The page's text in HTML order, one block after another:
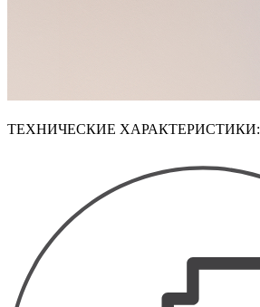
ТЕХНИЧЕСКИЕ ХАРАКТЕРИСТИКИ: